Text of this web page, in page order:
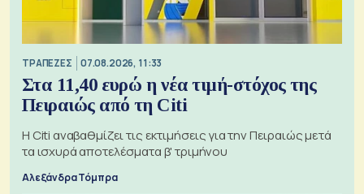
ΤΡΑΠΕΖΕΣ 07.08.2026, 11:33
Στα 11,40 ευρώ η νέα τιμή-στόχος της
Πειραιώς από τη Citi
Η Citi αναβαθμίζει τις εκτιμήσεις για την Πειραιώς μετά
τα ισχυρά αποτελέσματα β' τριμήνου
Αλεξάνδρα Τόμπρα